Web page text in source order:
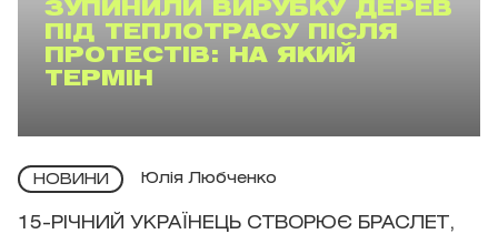
ЗУПИНИЛИ ВИРУБКУ ДЕРЕВ
ПІД ТЕПЛОТРАСУ ПІСЛЯ
ПРОТЕСТІВ: НА ЯКИЙ
ТЕРМІН
НОВИНИ Юлія Любченко
15-РІЧНИЙ УКРАЇНЕЦЬ СТВОРЮЄ БРАСЛЕТ,